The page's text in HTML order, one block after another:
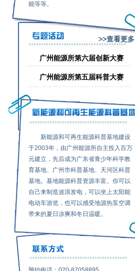
能等等。
>>查看更多
广州能源所第六届创新大赛
广州能源所第五届科普大赛
新能源和可再生能源科普基地建设
于2003年，由广州能源所自主投入百万
元建立，先后成为广东省青少年科学教
育基地、广州市科普基地、天河区科普
基地。基地能源科普资源丰富。你可以
自己来制造波浪发电，可以坐上太阳能
电动车游览，也可以感受地源热泵空调
带来的夏日凉爽和冬日温暖。